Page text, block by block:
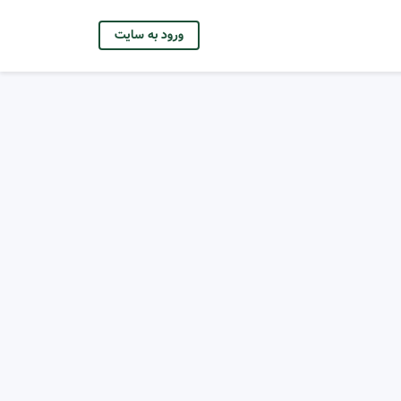
ورود به سایت